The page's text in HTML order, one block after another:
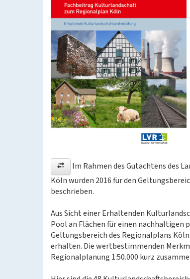
Im Rahmen des Gutachtens des
Köln wurden 2016 für den
beschrieben.
Aus Sicht einer Erhaltenden
Pool an Flächen für einen
Geltungsbereich des Regionalplans
erhalten. Die wertbestimmenden
Regionalplanung 1:50.000 kurz